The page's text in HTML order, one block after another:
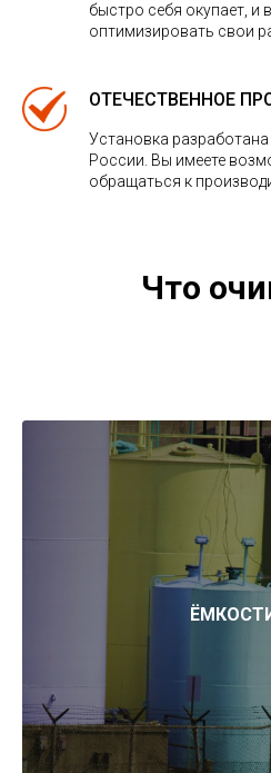
быстро себя окупает, и
оптимизировать свои
ОТЕЧЕСТВЕННОЕ
Установка
России. Вы имеете
обращаться к
Что